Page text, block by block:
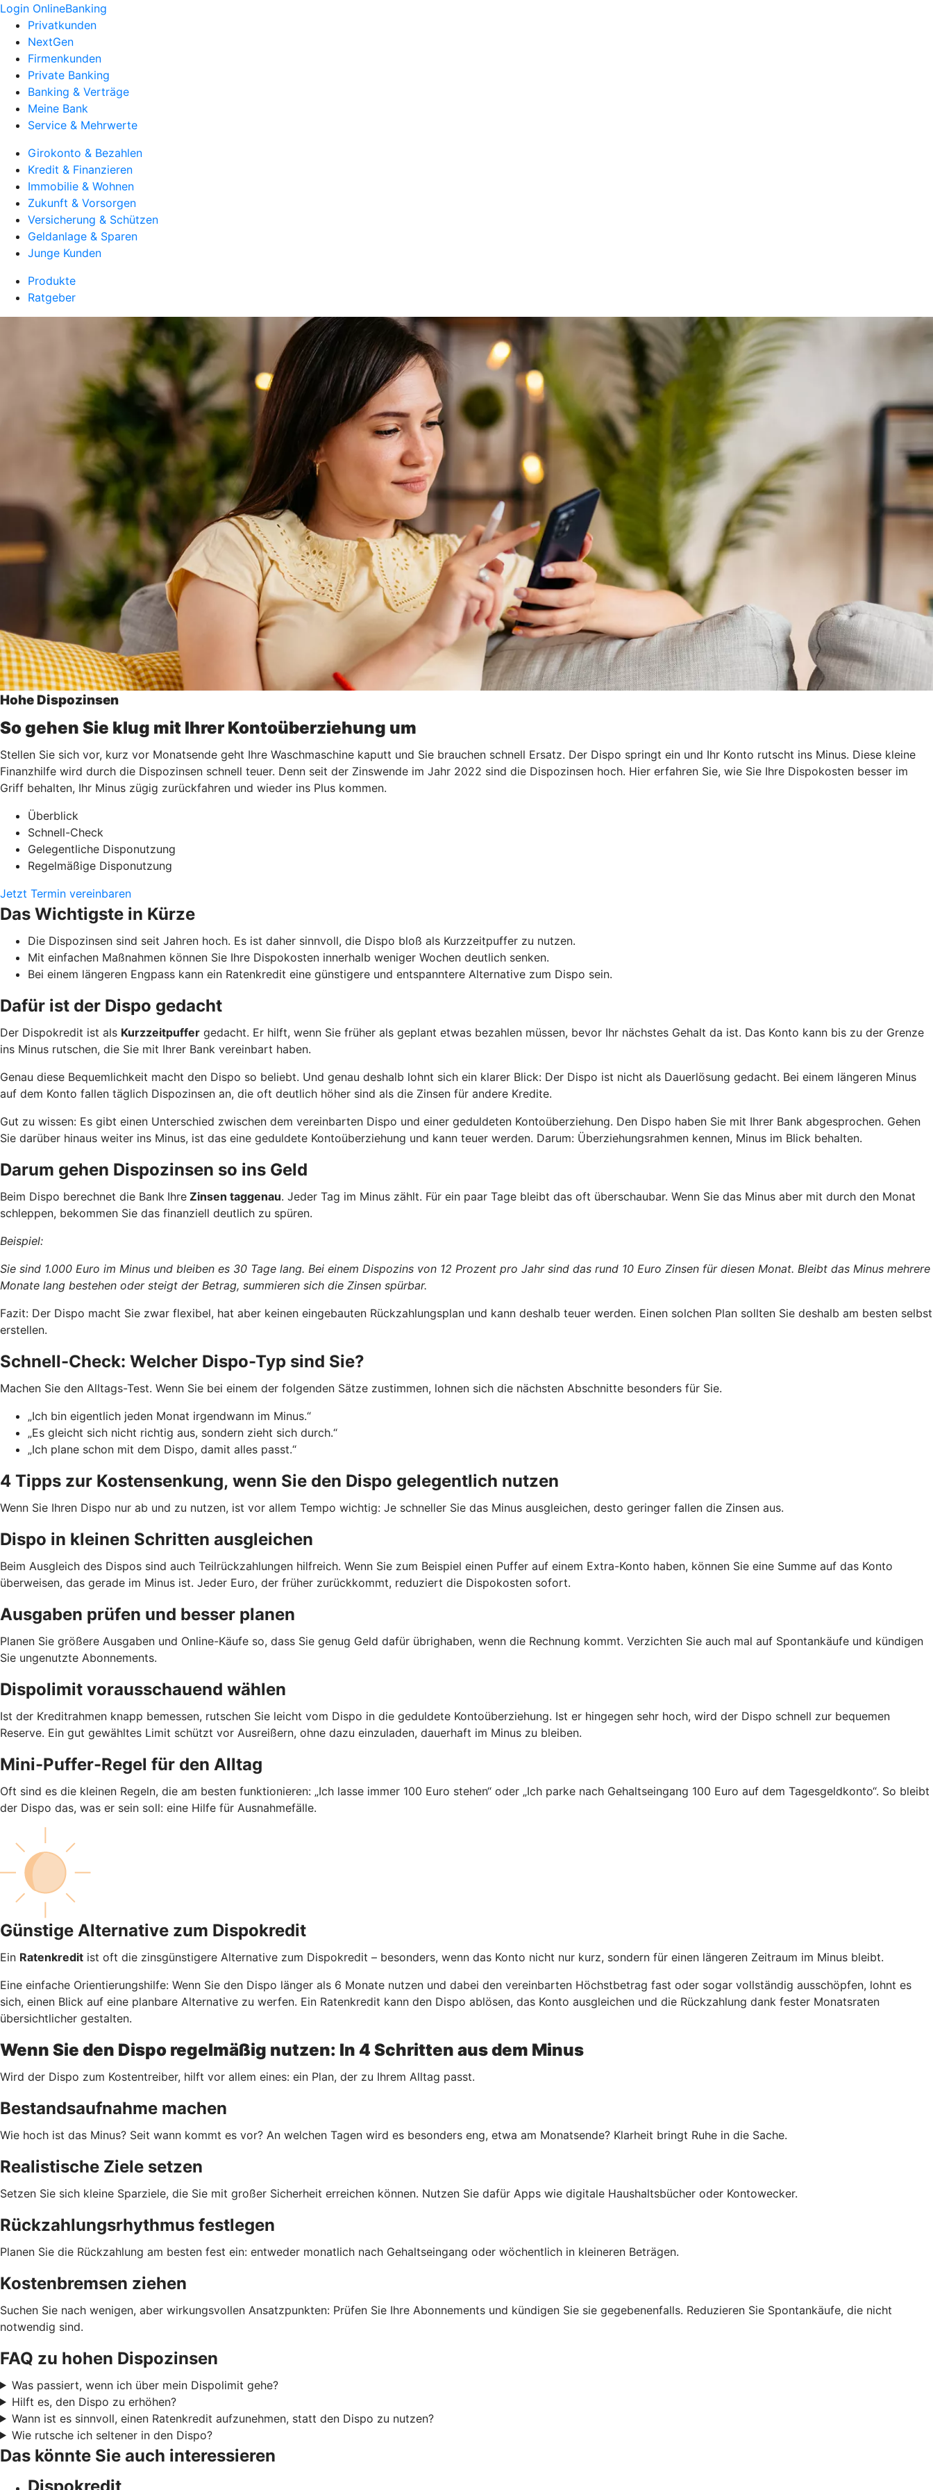
Login OnlineBanking
Privatkunden
NextGen
Firmenkunden
Private Banking
Banking & Verträge
Meine Bank
Service & Mehrwerte
Girokonto & Bezahlen
Kredit & Finanzieren
Immobilie & Wohnen
Zukunft & Vorsorgen
Versicherung & Schützen
Geldanlage & Sparen
Junge Kunden
Produkte
Ratgeber
Hohe Dispozinsen
So gehen Sie klug mit Ihrer Kontoüberziehung um
Stellen Sie sich vor, kurz vor Monatsende geht Ihre Waschmaschine kaputt und Sie brauchen schnell Ersatz. Der Dispo springt ein und Ihr Konto rutscht ins Minus. Diese kleine
Finanzhilfe wird durch die Dispozinsen schnell teuer. Denn seit der Zinswende im Jahr 2022 sind die Dispozinsen hoch. Hier erfahren Sie, wie Sie Ihre Dispokosten besser im
Griff behalten, Ihr Minus zügig zurückfahren und wieder ins Plus kommen.
Überblick
Schnell-Check
Gelegentliche Disponutzung
Regelmäßige Disponutzung
Jetzt Termin vereinbaren
Das Wichtigste in Kürze
Die Dispozinsen sind seit Jahren hoch. Es ist daher sinnvoll, die Dispo bloß als Kurzzeitpuffer zu nutzen.
Mit einfachen Maßnahmen können Sie Ihre Dispokosten innerhalb weniger Wochen deutlich senken.
Bei einem längeren Engpass kann ein Ratenkredit eine günstigere und entspanntere Alternative zum Dispo sein.
Dafür ist der Dispo gedacht
Der Dispokredit ist als Kurzzeitpuffer gedacht. Er hilft, wenn Sie früher als geplant etwas bezahlen müssen, bevor Ihr nächstes Gehalt da ist. Das Konto kann bis zu der Grenze
ins Minus rutschen, die Sie mit Ihrer Bank vereinbart haben.
Genau diese Bequemlichkeit macht den Dispo so beliebt. Und genau deshalb lohnt sich ein klarer Blick: Der Dispo ist nicht als Dauerlösung gedacht. Bei einem längeren Minus
auf dem Konto fallen täglich Dispozinsen an, die oft deutlich höher sind als die Zinsen für andere Kredite.
Gut zu wissen: Es gibt einen Unterschied zwischen dem vereinbarten Dispo und einer geduldeten Kontoüberziehung. Den Dispo haben Sie mit Ihrer Bank abgesprochen. Gehen
Sie darüber hinaus weiter ins Minus, ist das eine geduldete Kontoüberziehung und kann teuer werden. Darum: Überziehungsrahmen kennen, Minus im Blick behalten.
Darum gehen Dispozinsen so ins Geld
Beim Dispo berechnet die Bank Ihre Zinsen taggenau. Jeder Tag im Minus zählt. Für ein paar Tage bleibt das oft überschaubar. Wenn Sie das Minus aber mit durch den Monat
schleppen, bekommen Sie das finanziell deutlich zu spüren.
Beispiel:
Sie sind 1.000 Euro im Minus und bleiben es 30 Tage lang. Bei einem Dispozins von 12 Prozent pro Jahr sind das rund 10 Euro Zinsen für diesen Monat. Bleibt das Minus mehrere
Monate lang bestehen oder steigt der Betrag, summieren sich die Zinsen spürbar.
Fazit: Der Dispo macht Sie zwar flexibel, hat aber keinen eingebauten Rückzahlungsplan und kann deshalb teuer werden. Einen solchen Plan sollten Sie deshalb am besten selbst
erstellen.
Schnell-Check: Welcher Dispo-Typ sind Sie?
Machen Sie den Alltags-Test. Wenn Sie bei einem der folgenden Sätze zustimmen, lohnen sich die nächsten Abschnitte besonders für Sie.
„Ich bin eigentlich jeden Monat irgendwann im Minus.“
„Es gleicht sich nicht richtig aus, sondern zieht sich durch.“
„Ich plane schon mit dem Dispo, damit alles passt.“
4 Tipps zur Kostensenkung, wenn Sie den Dispo gelegentlich nutzen
Wenn Sie Ihren Dispo nur ab und zu nutzen, ist vor allem Tempo wichtig: Je schneller Sie das Minus ausgleichen, desto geringer fallen die Zinsen aus.
Dispo in kleinen Schritten ausgleichen
Beim Ausgleich des Dispos sind auch Teilrückzahlungen hilfreich. Wenn Sie zum Beispiel einen Puffer auf einem Extra-Konto haben, können Sie eine Summe auf das Konto
überweisen, das gerade im Minus ist. Jeder Euro, der früher zurückkommt, reduziert die Dispokosten sofort.
Ausgaben prüfen und besser planen
Planen Sie größere Ausgaben und Online-Käufe so, dass Sie genug Geld dafür übrighaben, wenn die Rechnung kommt. Verzichten Sie auch mal auf Spontankäufe und kündigen
Sie ungenutzte Abonnements.
Dispolimit vorausschauend wählen
Ist der Kreditrahmen knapp bemessen, rutschen Sie leicht vom Dispo in die geduldete Kontoüberziehung. Ist er hingegen sehr hoch, wird der Dispo schnell zur bequemen
Reserve. Ein gut gewähltes Limit schützt vor Ausreißern, ohne dazu einzuladen, dauerhaft im Minus zu bleiben.
Mini-Puffer-Regel für den Alltag
Oft sind es die kleinen Regeln, die am besten funktionieren: „Ich lasse immer 100 Euro stehen“ oder „Ich parke nach Gehaltseingang 100 Euro auf dem Tagesgeldkonto“. So bleibt
der Dispo das, was er sein soll: eine Hilfe für Ausnahmefälle.
Günstige Alternative zum Dispokredit
Ein Ratenkredit ist oft die zinsgünstigere Alternative zum Dispokredit – besonders, wenn das Konto nicht nur kurz, sondern für einen längeren Zeitraum im Minus bleibt.
Eine einfache Orientierungshilfe: Wenn Sie den Dispo länger als 6 Monate nutzen und dabei den vereinbarten Höchstbetrag fast oder sogar vollständig ausschöpfen, lohnt es
sich, einen Blick auf eine planbare Alternative zu werfen. Ein Ratenkredit kann den Dispo ablösen, das Konto ausgleichen und die Rückzahlung dank fester Monatsraten
übersichtlicher gestalten.
Wenn Sie den Dispo regelmäßig nutzen: In 4 Schritten aus dem Minus
Wird der Dispo zum Kostentreiber, hilft vor allem eines: ein Plan, der zu Ihrem Alltag passt.
Bestandsaufnahme machen
Wie hoch ist das Minus? Seit wann kommt es vor? An welchen Tagen wird es besonders eng, etwa am Monatsende? Klarheit bringt Ruhe in die Sache.
Realistische Ziele setzen
Setzen Sie sich kleine Sparziele, die Sie mit großer Sicherheit erreichen können. Nutzen Sie dafür Apps wie digitale Haushaltsbücher oder Kontowecker.
Rückzahlungsrhythmus festlegen
Planen Sie die Rückzahlung am besten fest ein: entweder monatlich nach Gehaltseingang oder wöchentlich in kleineren Beträgen.
Kostenbremsen ziehen
Suchen Sie nach wenigen, aber wirkungsvollen Ansatzpunkten: Prüfen Sie Ihre Abonnements und kündigen Sie sie gegebenenfalls. Reduzieren Sie Spontankäufe, die nicht
notwendig sind.
FAQ zu hohen Dispozinsen
Was passiert, wenn ich über mein Dispolimit gehe?
Hilft es, den Dispo zu erhöhen?
Wann ist es sinnvoll, einen Ratenkredit aufzunehmen, statt den Dispo zu nutzen?
Wie rutsche ich seltener in den Dispo?
Das könnte Sie auch interessieren